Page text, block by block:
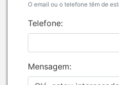
O email ou o telefone têm de
Telefone:
Mensagem: